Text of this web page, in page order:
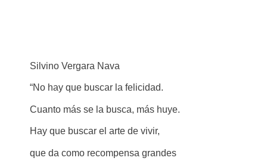
Silvino Vergara Nava
“No hay que buscar la felicidad.
Cuanto más se la busca, más huye.
Hay que buscar el arte de vivir,
que da como recompensa grandes